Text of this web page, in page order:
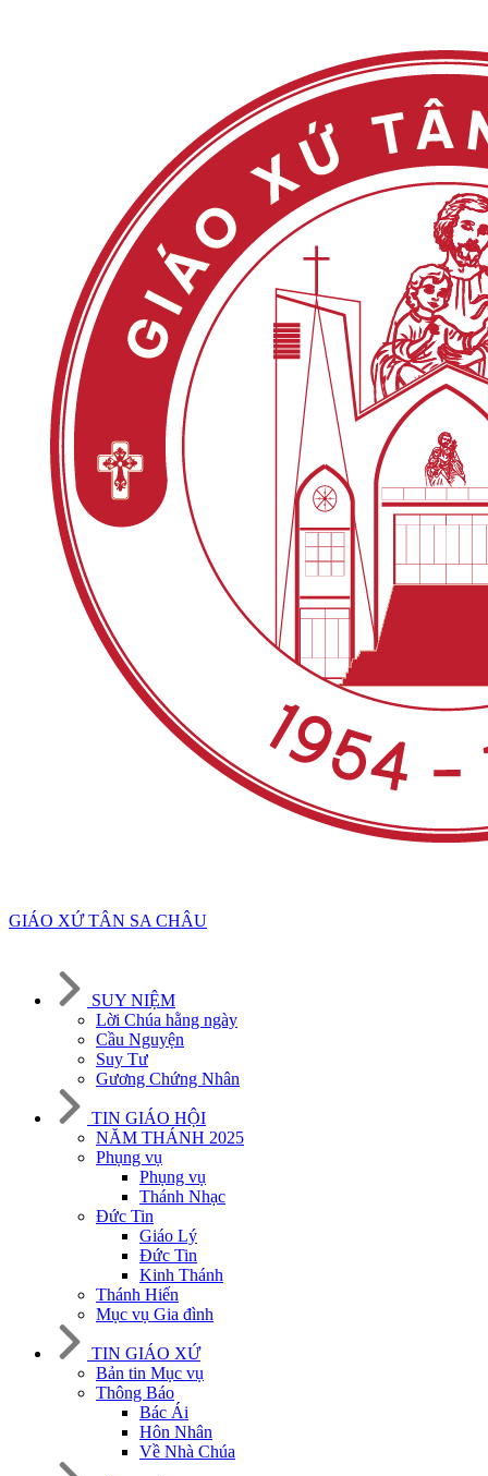
GIÁO XỨ TÂN SA CHÂU
SUY NIỆM
Lời Chúa hằng ngày
Cầu Nguyện
Suy Tư
Gương Chứng Nhân
TIN GIÁO HỘI
NĂM THÁNH 2025
Phụng vụ
Phụng vụ
Thánh Nhạc
Đức Tin
Giáo Lý
Đức Tin
Kinh Thánh
Thánh Hiến
Mục vụ Gia đình
TIN GIÁO XỨ
Bản tin Mục vụ
Thông Báo
Bác Ái
Hôn Nhân
Về Nhà Chúa